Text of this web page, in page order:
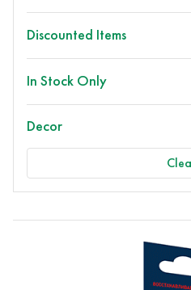
Discounted Items
In Stock Only
Decor